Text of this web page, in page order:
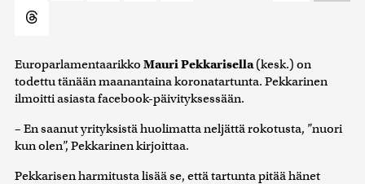
Europarlamentaarikko Mauri Pekkarisella(kesk.) on
todettu tänään maanantaina koronatartunta. Pekkarinen
ilmoitti asiasta facebook-päivityksessään.
– En saanut yrityksistä huolimatta neljättä rokotusta, ”nuori
kun olen”, Pekkarinen kirjoittaa.
Pekkarisen harmitusta lisää se, että tartunta pitää hänet